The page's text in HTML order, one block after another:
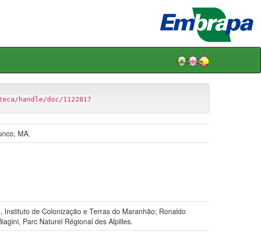
handle/doc/1122817
MA.
Instituto de Colonização e Terras do Maranhão; Ronaldo
Parc Naturel Régional des Alpilles.